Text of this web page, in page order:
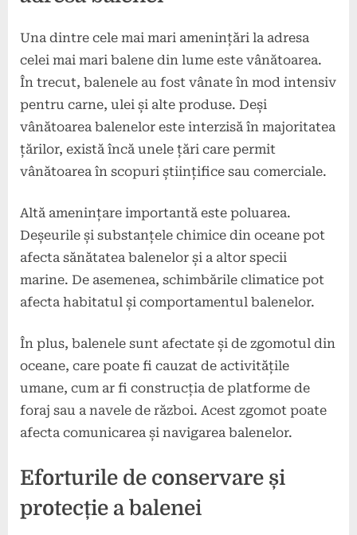
Una dintre cele mai mari amenințări la adresa
celei mai mari balene din lume este vânătoarea.
În trecut, balenele au fost vânate în mod intensiv
pentru carne, ulei și alte produse. Deși
vânătoarea balenelor este interzisă în majoritatea
țărilor, există încă unele țări care permit
vânătoarea în scopuri științifice sau comerciale.
Altă amenințare importantă este poluarea.
Deșeurile și substanțele chimice din oceane pot
afecta sănătatea balenelor și a altor specii
marine. De asemenea, schimbările climatice pot
afecta habitatul și comportamentul balenelor.
În plus, balenele sunt afectate și de zgomotul din
oceane, care poate fi cauzat de activitățile
umane, cum ar fi construcția de platforme de
foraj sau a navele de război. Acest zgomot poate
afecta comunicarea și navigarea balenelor.
Eforturile de conservare și
protecție a balenei